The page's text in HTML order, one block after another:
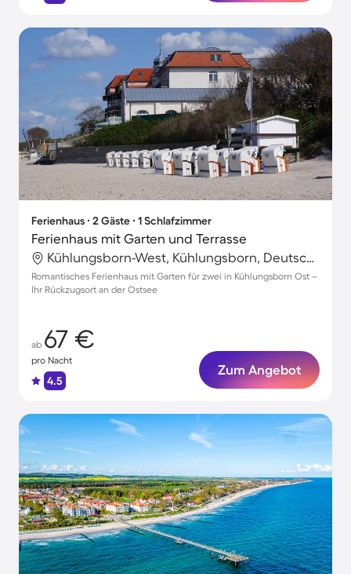
Ferienhaus ∙ 2 Gäste ∙ 1 Schlafzimmer
Ferienhaus mit Garten und Terrasse
Kühlungsborn-West, Kühlungsborn, Deutschland
Romantisches Ferienhaus mit Garten für zwei in Kühlungsborn Ost –
Ihr Rückzugsort an der Ostsee
ab 67 €
pro Nacht
4.5
Zum Angebot